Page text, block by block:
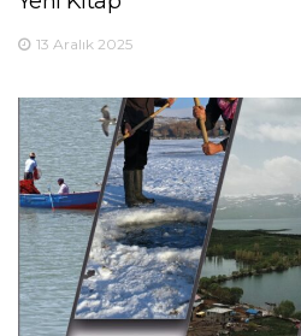
13 Aralık 2025